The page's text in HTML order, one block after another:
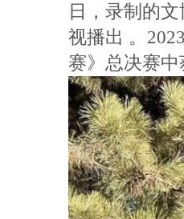
日，录制的
视播出 。
赛》总决赛